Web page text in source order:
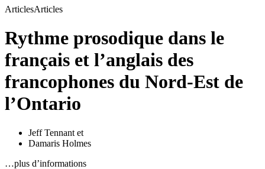
ArticlesArticles
Rythme prosodique dans le
français et l’anglais des
francophones du Nord-Est de
l’Ontario
Jeff Tennant et
Damaris Holmes
…plus d’informations